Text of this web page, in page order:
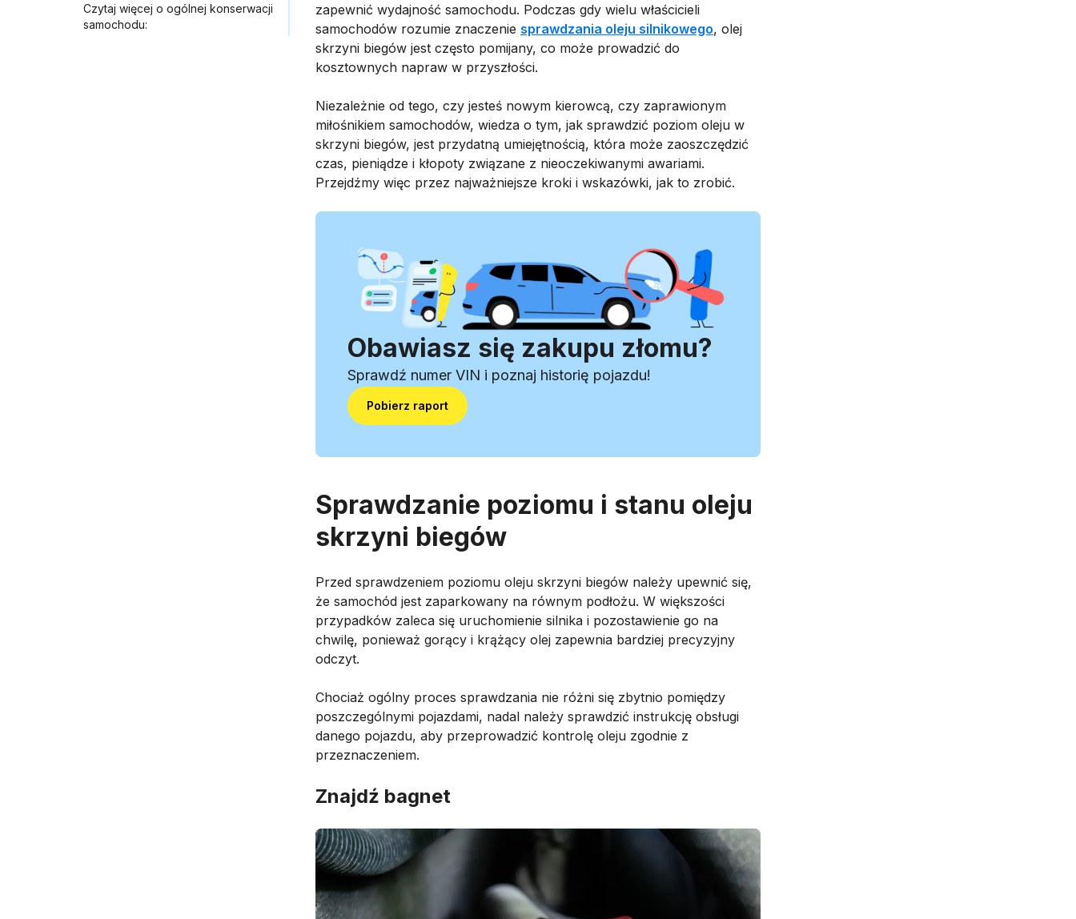
Czytaj więcej o ogólnej konserwacji
samochodu:
zapewnić wydajność samochodu. Podczas gdy wielu właścicieli
samochodów rozumie znaczenie sprawdzania oleju silnikowego, olej
skrzyni biegów jest często pomijany, co może prowadzić do
kosztownych napraw w przyszłości.
Niezależnie od tego, czy jesteś nowym kierowcą, czy zaprawionym
miłośnikiem samochodów, wiedza o tym, jak sprawdzić poziom oleju w
skrzyni biegów, jest przydatną umiejętnością, która może zaoszczędzić
czas, pieniądze i kłopoty związane z nieoczekiwanymi awariami.
Przejdźmy więc przez najważniejsze kroki i wskazówki, jak to zrobić.
Obawiasz się zakupu złomu?
Sprawdź numer VIN i poznaj historię pojazdu!
Pobierz raport
Sprawdzanie poziomu i stanu oleju
skrzyni biegów
Przed sprawdzeniem poziomu oleju skrzyni biegów należy upewnić się,
że samochód jest zaparkowany na równym podłożu. W większości
przypadków zaleca się uruchomienie silnika i pozostawienie go na
chwilę, ponieważ gorący i krążący olej zapewnia bardziej precyzyjny
odczyt.
Chociaż ogólny proces sprawdzania nie różni się zbytnio pomiędzy
poszczególnymi pojazdami, nadal należy sprawdzić instrukcję obsługi
danego pojazdu, aby przeprowadzić kontrolę oleju zgodnie z
przeznaczeniem.
Znajdź bagnet